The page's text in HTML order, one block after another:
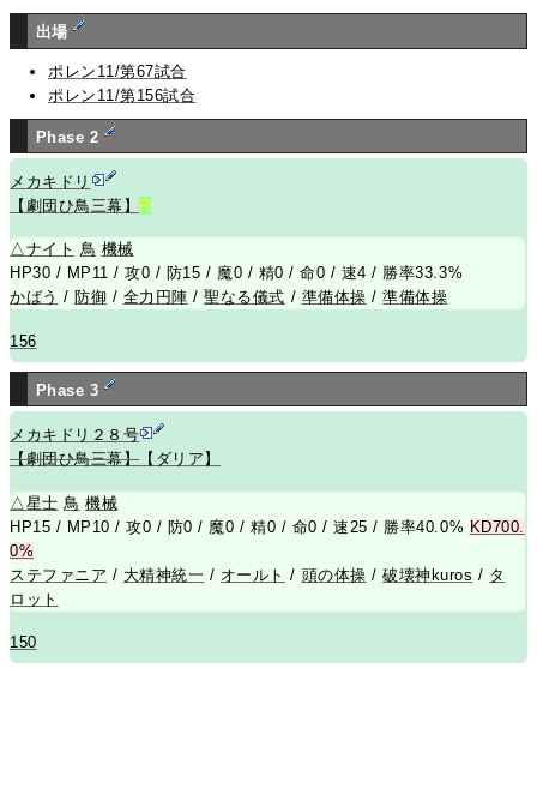
出場
ポレン11/第67試合
ポレン11/第156試合
Phase 2
メカキドリ
【劇団ひ鳥三幕】
R
△ナイト 鳥 機械
HP30 / MP11 / 攻0 / 防15 / 魔0 / 精0 / 命0 / 速4 / 勝率33.3%
かばう / 防御 / 全力円陣 /聖なる儀式 / 準備体操 /準備体操
156
Phase 3
メカキドリ２８号
【劇団ひ鳥三幕】 【ダリア】
△ 星士 鳥 機械
HP15 / MP10 / 攻0 / 防0 / 魔0 / 精0 / 命0 / 速25 / 勝率40.0% KD700.
0%
ステファニア / 大精神統一 / オールト / 頭の体操 /破壊神kuros / タ
ロット
150